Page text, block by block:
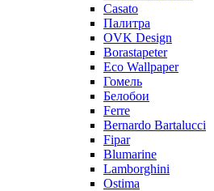
Casato
Палитра
OVK Design
Borastapeter
Eco Wallpaper
Гомель
Белобои
Ferre
Bernardo Bartalucci
Fipar
Blumarine
Lamborghini
Ostima